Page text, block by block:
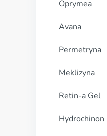
Oprymea
Avana
Permetryna
Meklizyna
Retin-a Gel
Hydrochinon